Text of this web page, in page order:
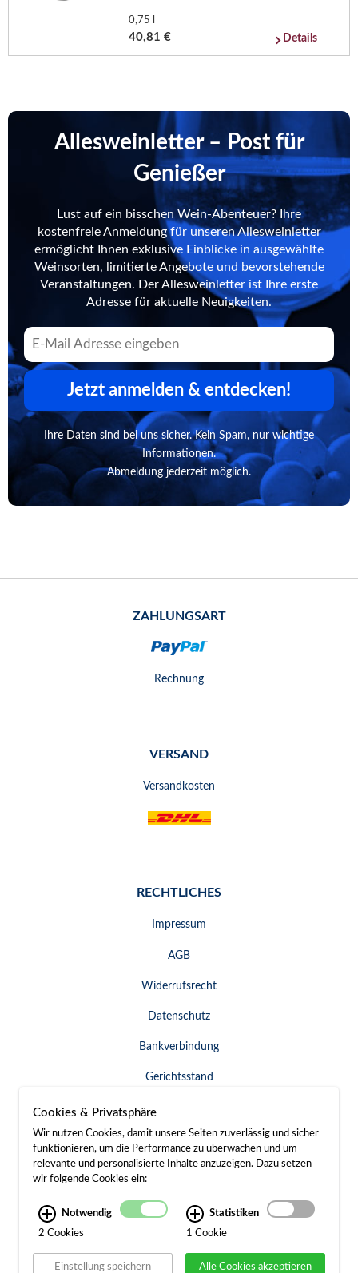
0,75 l
40,81 € Details
Allesweinletter – Post für
Genießer
Lust auf ein bisschen Wein-Abenteuer? Ihre
kostenfreie Anmeldung für unseren Allesweinletter
ermöglicht Ihnen exklusive Einblicke in ausgewählte
Weinsorten, limitierte Angebote und bevorstehende
Veranstaltungen. Der Allesweinletter ist Ihre erste
Adresse für aktuelle Neuigkeiten.
Jetzt anmelden & entdecken!
Ihre Daten sind bei uns sicher. Kein Spam, nur wichtige
Informationen.
Abmeldung jederzeit möglich.
ZAHLUNGSART
Rechnung
VERSAND
Versandkosten
RECHTLICHES
Impressum
AGB
Widerrufsrecht
Datenschutz
Bankverbindung
Gerichtsstand
Widerruf erklären
SERVICE & KONTAKT
Besuch / Anfahrt
Kontakt
Cookies & Privatsphäre
Wir nutzen Cookies, damit unsere Seiten zuverlässig und sicher
funktionieren, um die Performance zu überwachen und um
relevante und personalisierte Inhalte anzuzeigen. Dazu setzen
wir folgende Cookies ein:
Notwendig
2 Cookies
Statistiken
1 Cookie
Einstellung speichern Alle Cookies akzeptieren